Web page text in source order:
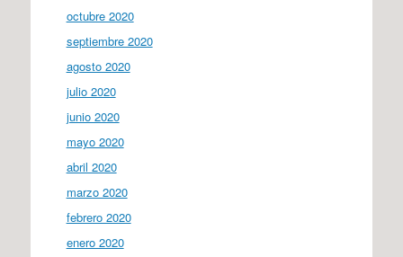
octubre 2020
septiembre 2020
agosto 2020
julio 2020
junio 2020
mayo 2020
abril 2020
marzo 2020
febrero 2020
enero 2020